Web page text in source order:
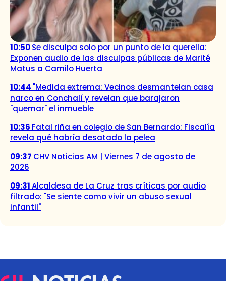
10:50Se disculpa solo por un punto de la querella:
Exponen audio de las disculpas públicas de Marité
Matus a Camilo Huerta
10:44 "Medida extrema: Vecinos desmantelan casa
narco en Conchalí y revelan que barajaron
"quemar" el inmueble
10:36 Fatal riña en colegio de San Bernardo: Fiscalía
revela qué habría desatado la pelea
09:37 CHV Noticias AM | Viernes 7 de agosto de
2026
09:31Alcaldesa de La Cruz tras críticas por audio
filtrado: "Se siente como vivir un abuso sexual
infantil"